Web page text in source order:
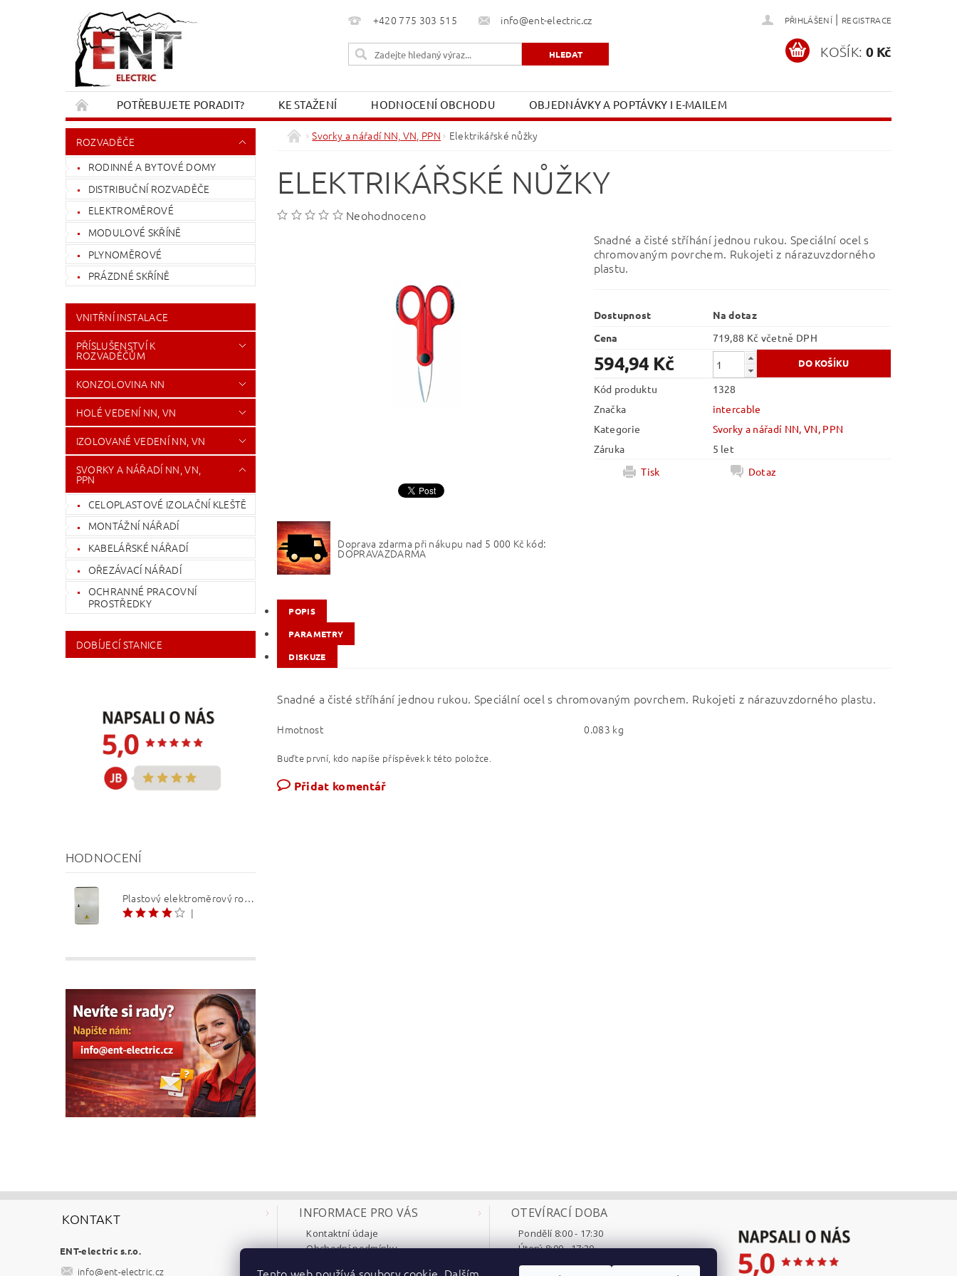
+420 775 303 515 info@ent-electric.cz PŘIHLÁŠENÍ | REGISTRACE
KOŠÍK: 0 Kč
POTŘEBUJETE PORADIT? KE STAŽENÍ HODNOCENÍ OBCHODU
OBJEDNÁVKY A POPTÁVKY I E-MAILEM
REKLAMACE A VRÁCENÍ
KONTAKT OBCHODNÍ PODMÍNKY MOJE OBJEDNÁVKA
ROZVADĚČE
RODINNÉ A BYTOVÉ DOMY
DISTRIBUČNÍ ROZVADĚČE
ELEKTROMĚROVÉ
MODULOVÉ SKŘÍNĚ
PLYNOMĚROVÉ
PRÁZDNÉ SKŘÍNĚ
VNITŘNÍ INSTALACE
PŘÍSLUŠENSTVÍ K
ROZVADĚČŮM
KONZOLOVINA NN
HOLÉ VEDENÍ NN, VN
IZOLOVANÉ VEDENÍ NN, VN
SVORKY A NÁŘADÍ NN, VN,
PPN
CELOPLASTOVÉ IZOLAČNÍ KLEŠTĚ
MONTÁŽNÍ NÁŘADÍ
KABELÁŘSKÉ NÁŘADÍ
OŘEZÁVACÍ NÁŘADÍ
OCHRANNÉ PRACOVNÍ
PROSTŘEDKY
DOBÍJECÍ STANICE
HODNOCENÍ
Plastový elektroměrový rozvaděč ER 212 NVP7P 40A QM (3f 1/2 S) 1bod. (O3/4)
|
Svorky a nářadí NN, VN, PPN Elektrikářské nůžky
ELEKTRIKÁŘSKÉ NŮŽKY
Neohodnoceno
Snadné a čisté stříhání jednou rukou. Speciální ocel s
chromovaným povrchem. Rukojeti z nárazuvzdorného
plastu.
Dostupnost
Na dotaz
Cena
719,88 Kč včetně DPH
594,94 Kč
Kód produktu
1328
Značka
intercable
Kategorie
Svorky a nářadí NN, VN, PPN
Záruka
5 let
Tisk
Dotaz
Doprava zdarma při nákupu nad 5 000 Kč kód:
DOPRAVAZDARMA
POPIS
PARAMETRY
DISKUZE
Snadné a čisté stříhání jednou rukou. Speciální ocel s chromovaným povrchem. Rukojeti z nárazuvzdorného plastu.
Hmotnost 0.083 kg
Buďte první, kdo napíše příspěvek k této položce.
Přidat komentář
KONTAKT
ENT-electric s.r.o.
info@ent-electric.cz
INFORMACE PRO VÁS
Kontaktní údaje
Obchodní podmínky
OTEVÍRACÍ DOBA
Pondělí 8:00 - 17:30
Úterý 8:00 - 17:30
Středa 8:00 - 17:30